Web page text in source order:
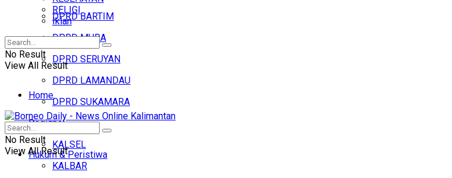
DPRD BARTIM
DPRD MURA
DPRD SERUYAN
DPRD LAMANDAU
DPRD SUKAMARA
Regional
KALSEL
KALBAR
RELIGI
Iklan
No Result
View All Result
Home
Headline
Hukum & Peristiwa
No Result
View All Result